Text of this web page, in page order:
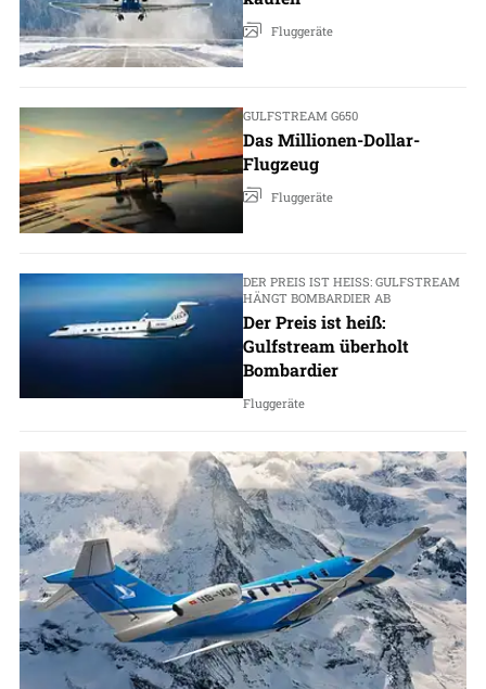
Fluggeräte
GULFSTREAM G650
Das Millionen-Dollar-
Flugzeug
Fluggeräte
DER PREIS IST HEISS: GULFSTREAM H
ÄNGT BOMBARDIER AB
Der Preis ist heiß:
Gulfstream überholt
Bombardier
Fluggeräte